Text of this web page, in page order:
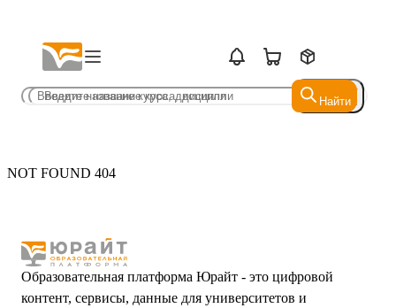
Найти
Найти
NOT FOUND 404
Образовательная платформа Юрайт - это цифровой
контент, сервисы, данные для университетов и